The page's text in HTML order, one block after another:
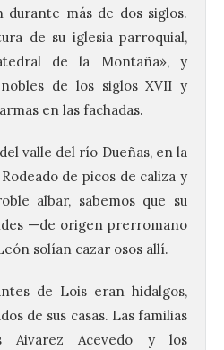
más de dos siglos.
de su iglesia parroquial,
de la Montaña», y
de los siglos XVII y
en las fachadas.
valle del río Dueñas, en la
de picos de caliza y
albar, sabemos que su
—de origen prerromano
solían cazar osos allí.
de Lois eran hidalgos,
de sus casas. Las familias
Aivarez Acevedo y los